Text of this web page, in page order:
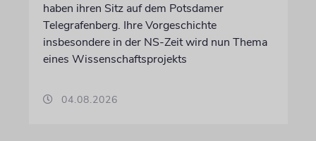
haben ihren Sitz auf dem Potsdamer
Telegrafenberg. Ihre Vorgeschichte
insbesondere in der NS-Zeit wird nun Thema
eines Wissenschaftsprojekts
04.08.2026